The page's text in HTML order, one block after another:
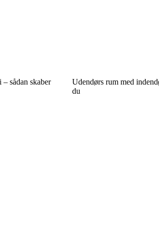
sådan skaber
Udendørs rum med
du